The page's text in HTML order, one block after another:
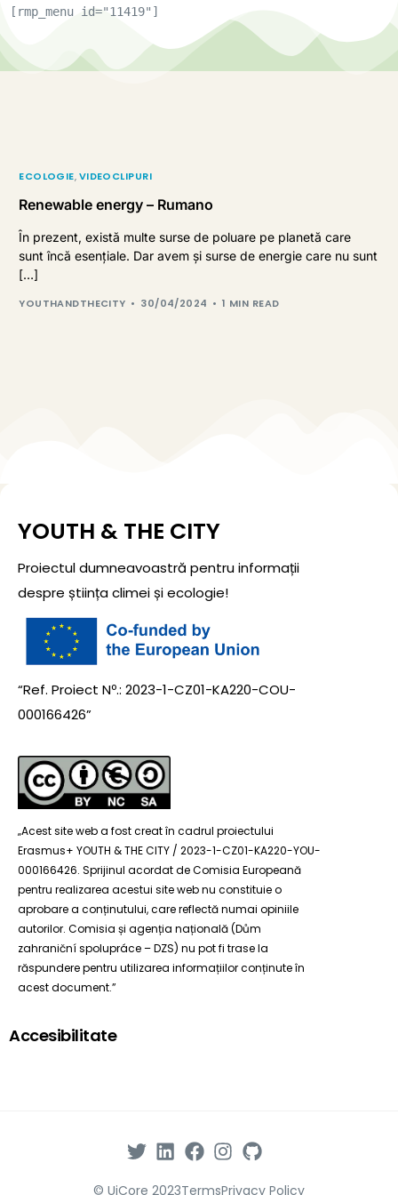
[rmp_menu id="11419"]
ECOLOGIE,VIDEOCLIPURI
Renewable energy – Rumano
În prezent, există multe surse de poluare pe planetă care
sunt încă esențiale. Dar avem și surse de energie care nu sunt
[…]
YOUTHANDTHECITY 30/04/2024 1 MIN READ
YOUTH & THE CITY
Proiectul dumneavoastră pentru informații
despre știința climei și ecologie!
“Ref. Proiect Nº.: 2023-1-CZ01-KA220-COU-
000166426”
„Acest site web a fost creat în cadrul proiectului
Erasmus+ YOUTH & THE CITY / 2023-1-CZ01-KA220-YOU-
000166426. Sprijinul acordat de Comisia Europeană
pentru realizarea acestui site web nu constituie o
aprobare a conținutului, care reflectă numai opiniile
autorilor. Comisia și agenția națională (Dům
zahraniční spolupráce – DZS) nu pot fi trase la
răspundere pentru utilizarea informațiilor conținute în
acest document.”
Accesibilitate
© UiCore 2023TermsPrivacy Policy